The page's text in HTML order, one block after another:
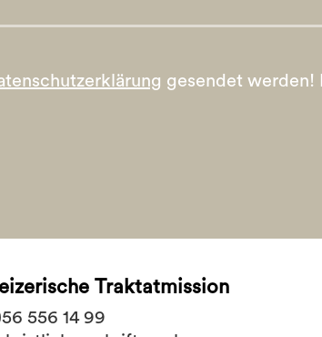
gesendet werden!
Traktatmission
556 14 99